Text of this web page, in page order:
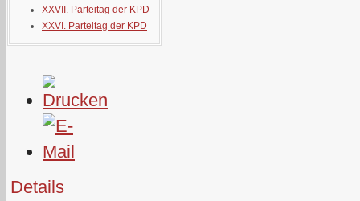
XXVII. Parteitag der KPD
XXVI. Parteitag der KPD
Details